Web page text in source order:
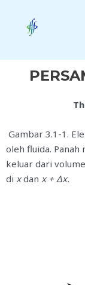
content
Gambar 3.1-1.
oleh fluida. Panah
keluar dari
di xdan x + Δx.